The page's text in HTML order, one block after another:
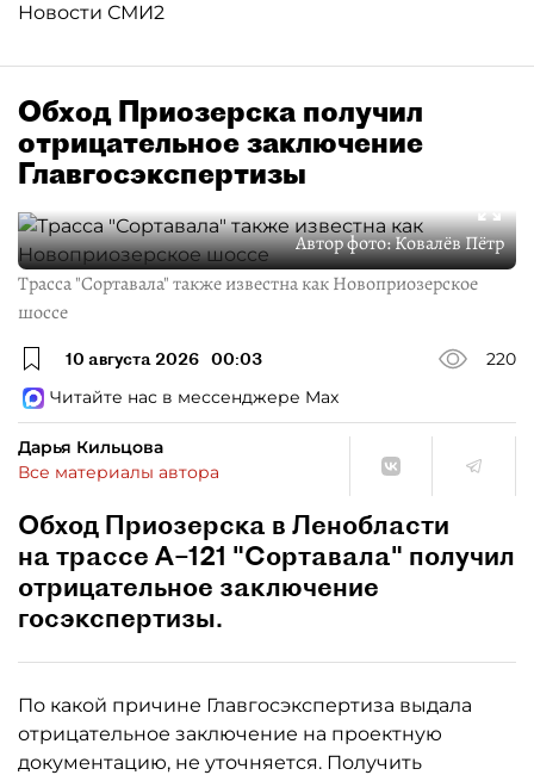
Новости СМИ2
Обход Приозерска получил
отрицательное заключение
Главгосэкспертизы
Автор фото:Ковалёв Пётр
Трасса "Сортавала" также известна как Новоприозерское
шоссе
10 августа 2026 00:03
220
Читайте нас в мессенджере Max
Дарья Кильцова
Все материалы автора
Обход Приозерска в Ленобласти
на трассе А–121 "Сортавала" получил
отрицательное заключение
госэкспертизы.
По какой причине Главгосэкспертиза выдала
отрицательное заключение на проектную
документацию, не уточняется. Получить